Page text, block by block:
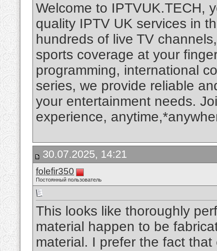
Welcome to IPTVUK.TECH,
quality IPTV UK services in
hundreds of live TV
sports coverage at your
programming, international
series, we provide reliable
your entertainment needs.
experience,
30.07.2025, 14:21
folefir350
Постоянный пользователь
This looks like thoroughly
material happen to be
material. I prefer the fact